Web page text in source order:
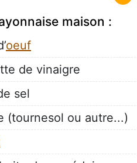
maison :
oeuf
de vinaigre
sel
(tournesol ou autre...)